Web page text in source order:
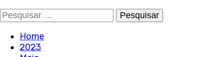
Pesquisar
por:
Home
2023